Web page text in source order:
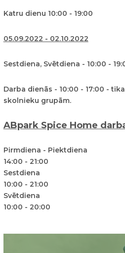
Katru dienu 10:00 - 19:00
05.09.2022 - 02.10.2022
Sestdiena, Svētdiena - 10:00 -
Darba dienās - 10:00 - 17:00 -
skolnieku grupām.
ABpark Spice Home
Pirmdiena - Piektdiena
14:00 - 21:00
Sestdiena
10:00 - 21:00
Svētdiena
10:00 - 20:00